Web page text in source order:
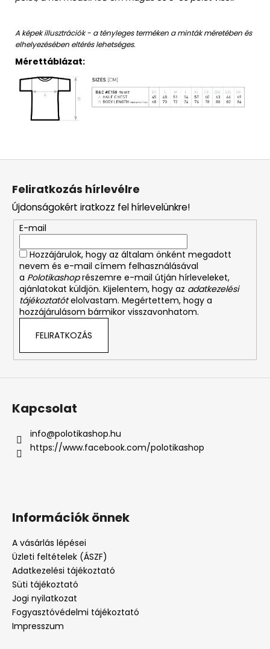
A képek illusztrációk - a tényleges terméken a minták méretében és
elhelyezésében eltérés lehetséges.
Mérettáblázat:
L
Feliratkozás hírlevélre
Újdonságokért iratkozz fel hírlevelünkre!
E-mail
Hozzájárulok, hogy az általam önként megadott
nevem és e-mail címem felhasználásával
a Polotikashoprészemre e-mail útján hírleveleket,
ajánlatokat küldjön. Kijelentem, hogy az adatkezelési
tájékoztatót elolvastam. Megértettem, hogy a
hozzájárulásom bármikor visszavonhatom.
FELIRATKOZÁS
Kapcsolat
info@polotikashop.hu
https://www.facebook.com/polotikashop
Információk önnek
A vásárlás lépései
Üzleti feltételek (ÁSZF)
Adatkezelési tájékoztató
Süti tájékoztató
Jogi nyilatkozat
Fogyasztóvédelmi tájékoztató
Impresszum